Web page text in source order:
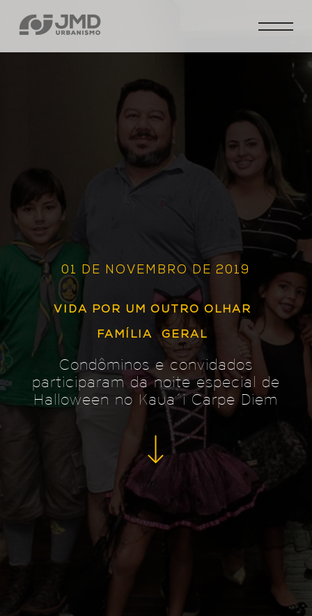
01 DE NOVEMBRO DE 2019
VIDA POR UM OUTRO OLHAR
FAMÍLIA GERAL
Condôminos e convidados
participaram da noite especial de
Halloween no Kaua´i Carpe Diem